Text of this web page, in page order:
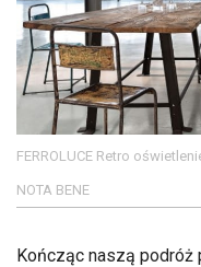
FERROLUCE Retro
NOTA BENE
Kończąc naszą podróż